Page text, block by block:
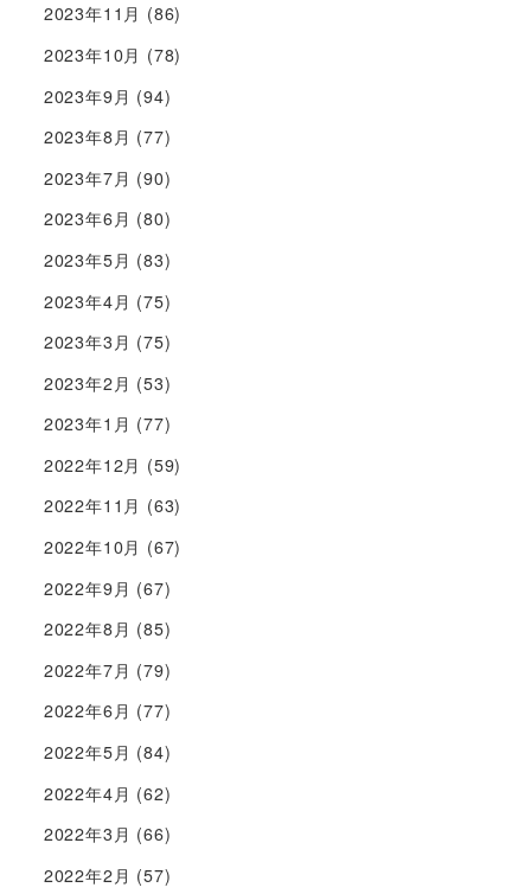
2023年11月 (86)
2023年10月 (78)
2023年9月 (94)
2023年8月 (77)
2023年7月 (90)
2023年6月 (80)
2023年5月 (83)
2023年4月 (75)
2023年3月 (75)
2023年2月 (53)
2023年1月 (77)
2022年12月 (59)
2022年11月 (63)
2022年10月 (67)
2022年9月 (67)
2022年8月 (85)
2022年7月 (79)
2022年6月 (77)
2022年5月 (84)
2022年4月 (62)
2022年3月 (66)
2022年2月 (57)